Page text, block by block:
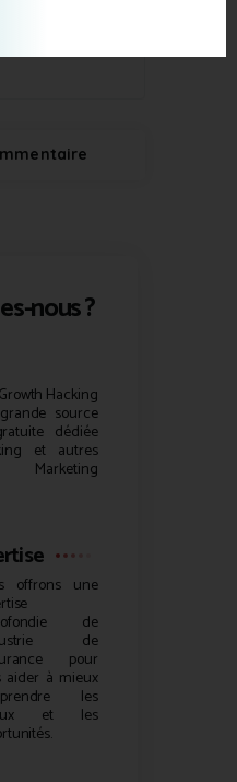
nous ?
Growth Hacking
source
dédiée
et autres
offrons une
de
de
pour
aider à mieux
les
et les